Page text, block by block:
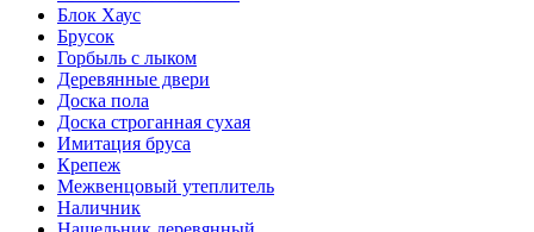
Блок Хаус
Брусок
Горбыль с лыком
Деревянные двери
Доска пола
Доска строганная сухая
Имитация бруса
Крепеж
Межвенцовый утеплитель
Наличник